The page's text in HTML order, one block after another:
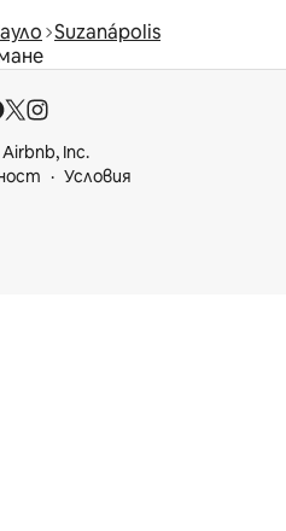
Suzanápolis
Inc.
Условия